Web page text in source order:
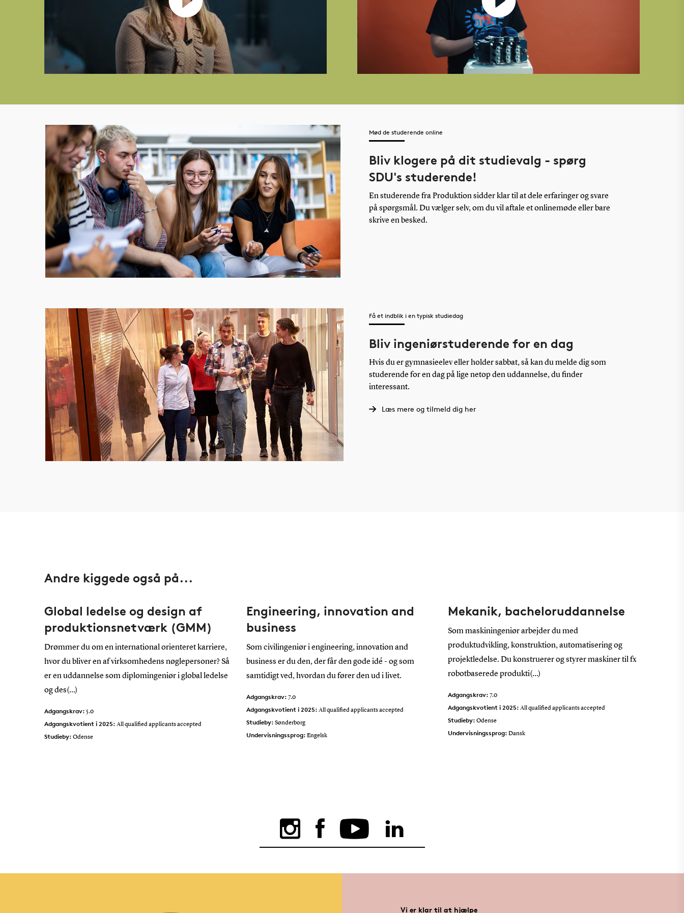
arbejde. Hvert semester har et hovedtema, som bliver udgangspunktet for semestrets
teori- og projektarbejde.
Ofte stillede spørgsmål
Hvad kan jeg blive med produktion?
Hvor kan jeg læse produktion?
Hvor lang tid tager det at læse produktion?
Mød de studerende online
Bliv klogere på dit studievalg - spørg
SDU's studerende!
En studerende fra Produktion sidder klar til at dele erfaringer og svare
på spørgsmål. Du vælger selv, om du vil aftale et onlinemøde eller bare
skrive en besked.
Få et indblik i en typisk studiedag
Bliv ingeniørstuderende for en dag
Hvis du er gymnasieelev eller holder sabbat, så kan du melde dig som
studerende for en dag på lige netop den uddannelse, du finder
interessant.
Læs mere og tilmeld dig her
Andre kiggede også på...
Global ledelse og design af
produktionsnetværk (GMM)
Drømmer du om en international orienteret karriere,
hvor du bliver en af virksomhedens nøglepersoner? Så
er en uddannelse som diplomingeniør i global ledelse
og des(...)
Adgangskrav: 5.0
Adgangskvotient i 2025: All qualified applicants accepted
Studieby: Odense
Engineering, innovation and
business
Som civilingeniør i engineering, innovation and
business er du den, der får den gode idé - og som
samtidigt ved, hvordan du fører den ud i livet.
Adgangskrav: 7.0
Adgangskvotient i 2025: All qualified applicants accepted
Studieby: Sønderborg
Undervisningssprog: Engelsk
Mekanik, bacheloruddannelse
Som maskiningeniør arbejder du med
produktudvikling, konstruktion, automatisering og
projektledelse. Du konstruerer og styrer maskiner til fx
robotbaserede produkti(...)
Adgangskrav:7.0
Adgangskvotient i 2025: All qualified applicants accepted
Studieby:Odense
Undervisningssprog:Dansk
Vi er klar til at hjælpe